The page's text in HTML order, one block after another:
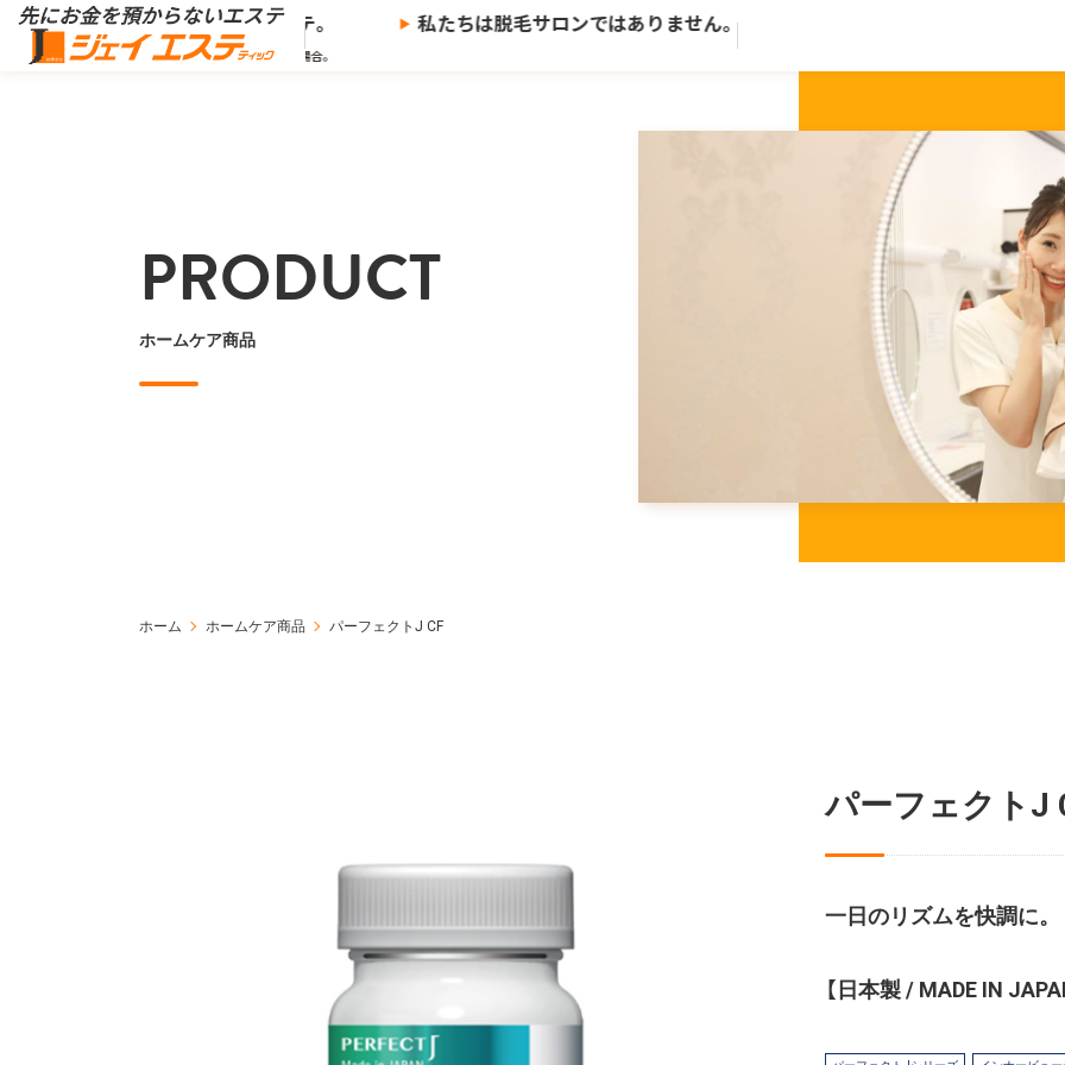
ないエステ、※ ジェイエステ。
※当社の推奨する支払い方法で決済した場合。
私たちは脱毛サロンではありません。歴史ある老舗トータルビューティーサロン
PRODUCT
ホームケア商品
ホーム ホームケア商品 パーフェクトJ CF
パーフェクトJ
一日のリズムを快調に。
【日本製 / MADE IN